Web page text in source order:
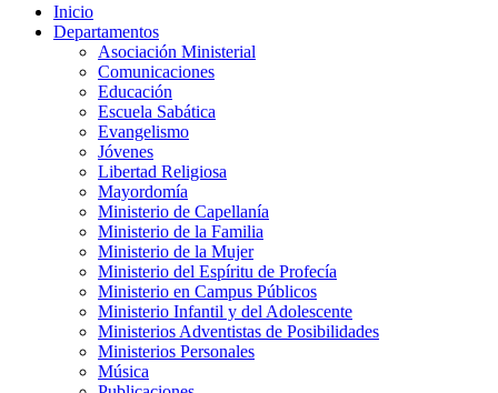
Inicio
Departamentos
Asociación Ministerial
Comunicaciones
Educación
Escuela Sabática
Evangelismo
Jóvenes
Libertad Religiosa
Mayordomía
Ministerio de Capellanía
Ministerio de la Familia
Ministerio de la Mujer
Ministerio del Espíritu de Profecía
Ministerio en Campus Públicos
Ministerio Infantil y del Adolescente
Ministerios Adventistas de Posibilidades
Ministerios Personales
Música